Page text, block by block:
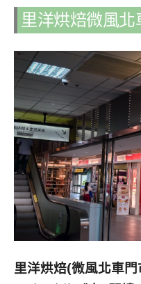
里洋烘焙微風北
里洋烘焙(微風北車門